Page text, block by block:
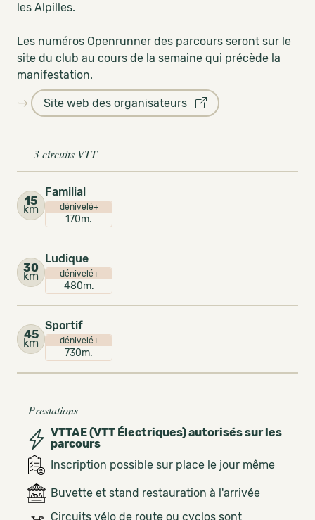
les Alpilles.
Les numéros Openrunner des parcours seront sur le
site du club au cours de la semaine qui précède la
manifestation.
Site web des organisateurs
3 circuits VTT
15
km
Familial
dénivelé+
170m.
30
km
Ludique
dénivelé+
480m.
45
km
Sportif
dénivelé+
730m.
Prestations
VTTAE (VTT Électriques) autorisés sur les
parcours
Inscription possible sur place le jour même
Buvette et stand restauration à l'arrivée
Circuits vélo de route ou cyclos sont